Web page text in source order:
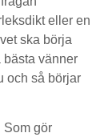
eller en
ska börja
bästa vänner
och så börjar
Som gör